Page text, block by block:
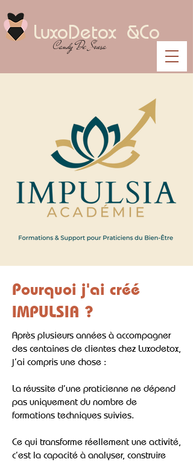
Candy De Sousa
LuxoDetox &Co
Pourquoi j'ai créé
IMPULSIA ?
Après plusieurs années à accompagner
des centaines de clientes chez Luxodetox,
j’ai compris une chose :
La réussite d’une praticienne ne dépend
pas uniquement du nombre de
formations techniques suivies.
Ce qui transforme réellement une activité,
c’est la capacité à analyser, construire